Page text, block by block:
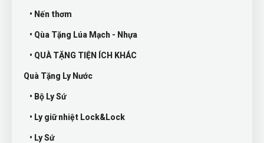
• Nến thơm
• Qùa Tặng Lúa Mạch - Nhựa
• QUÀ TẶNG TIỆN ÍCH KHÁC
Quà Tặng Ly Nước
• Bộ Ly Sứ
• Ly giữ nhiệt Lock&Lock
• Ly Sứ